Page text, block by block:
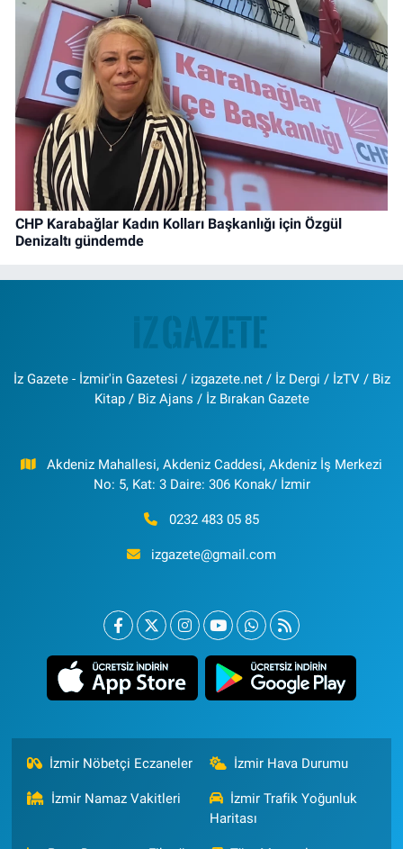
CHP Karabağlar Kadın Kolları Başkanlığı için Özgül
Denizaltı gündemde
İz Gazete - İzmir'in Gazetesi / izgazete.net / İz Dergi / İzTV / Biz
Kitap / Biz Ajans / İz Bırakan Gazete
Akdeniz Mahallesi, Akdeniz Caddesi, Akdeniz İş Merkezi
No: 5, Kat: 3 Daire: 306 Konak/ İzmir
0232 483 05 85
izgazete@gmail.com
İzmir Nöbetçi Eczaneler İzmir Hava Durumu
İzmir Namaz Vakitleri
İzmir Trafik Yoğunluk
Haritası